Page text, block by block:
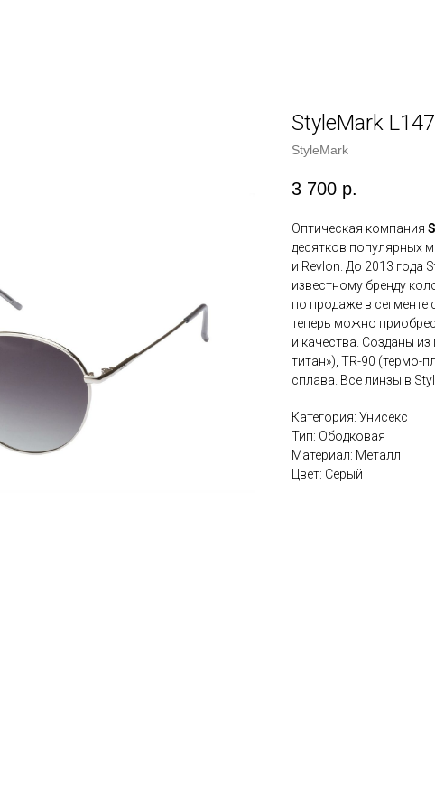
StyleMark
StyleMark
3 700 р.
Оптическая компания
десятков популярных
и Revlon. До 2013 года
известному бренду
по продаже в
теперь можно
и качества. Созданы из
титан»), TR-90 (термо-
сплава. Все линзы в
Категория: Унисекс
Тип: Ободковая
Материал: Металл
Цвет: Серый